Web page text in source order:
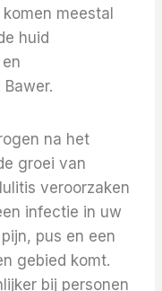
meestal
huid
na het
groei van
veroorzaken
infectie in uw
pus en een
gebied komt.
bij personen